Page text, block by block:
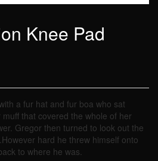
Knee Pad
a fur hat and fur boa who sat
that covered the whole of her
Gregor then turned to look out the
hard he threw himself onto
to where he was.